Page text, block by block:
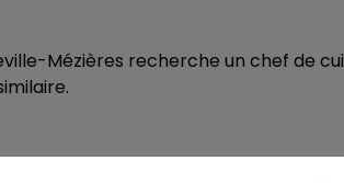
Mézières recherche un chef de